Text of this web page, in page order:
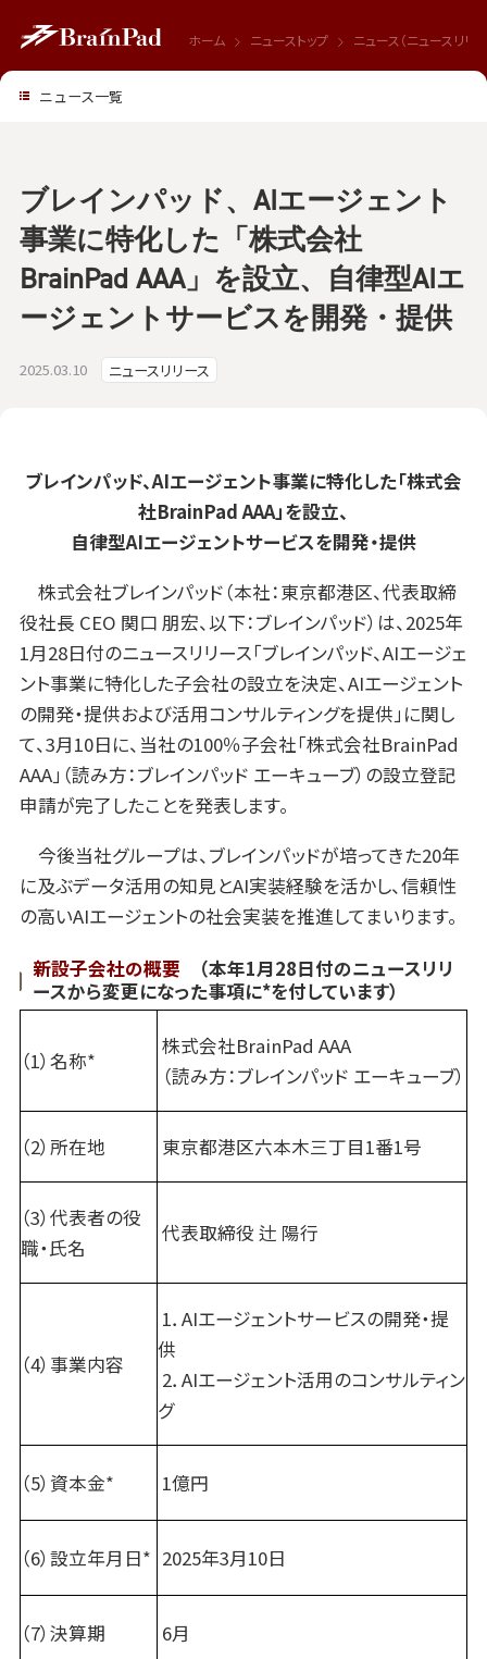
ホーム ニューストップ ニュース（ニュースリリー
2025.03.10 ニュースリリース
ブレインパッド、AIエージェント
事業に特化した「株式会社
BrainPad AAA」を設立、自律型AIエ
ージェントサービスを開発・提供
ブレインパッド、AIエージェント事業に特化した「株式会
社BrainPad AAA」を設立、
自律型AIエージェントサービスを開発・提供
株式会社ブレインパッド（本社：東京都港区、代表取締
役社長 CEO 関口 朋宏、以下：ブレインパッド）は、2025年
1月28日付のニュースリリース「ブレインパッド、AIエージェ
ント事業に特化した子会社の設立を決定、AIエージェント
の開発・提供および活用コンサルティングを提供」に関し
て、3月10日に、当社の100％子会社「株式会社BrainPad
AAA」（読み方：ブレインパッド エーキューブ）の設立登記
申請が完了したことを発表します。
今後当社グループは、ブレインパッドが培ってきた20年
に及ぶデータ活用の知見とAI実装経験を活かし、信頼性
の高いAIエージェントの社会実装を推進してまいります。
新設子会社の概要 （本年1月28日付のニュースリリ
ースから変更になった事項に*を付しています）
（1）名称*
株式会社BrainPad AAA
（読み方：ブレインパッド エーキューブ）
（2）所在地 東京都港区六本木三丁目1番1号
（3）代表者の役
職・氏名
代表取締役 辻 陽行
（4）事業内容
1．AIエージェントサービスの開発・提
供
2．AIエージェント活用のコンサルティン
グ
（5）資本金* 1億円
（6）設立年月日* 2025年3月10日
（7）決算期 6月
ニュース一覧